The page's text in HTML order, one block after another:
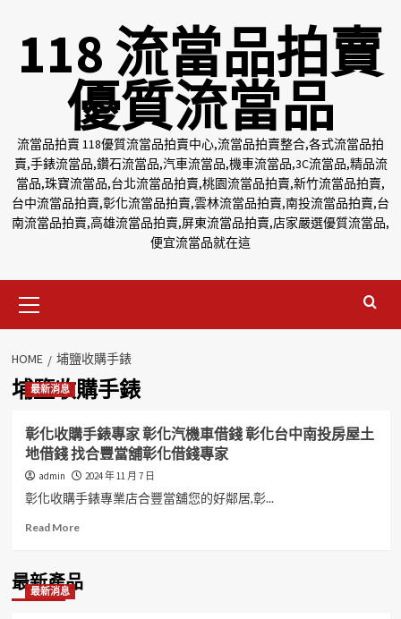
118 流當品拍賣
優質流當品
流當品拍賣 118優質流當品拍賣中心,流當品拍賣整合,各式流當品拍
賣,手錶流當品,鑽石流當品,汽車流當品,機車流當品,3C流當品,精品流
當品,珠寶流當品,台北流當品拍賣,桃園流當品拍賣,新竹流當品拍賣,
台中流當品拍賣,彰化流當品拍賣,雲林流當品拍賣,南投流當品拍賣,台
南流當品拍賣,高雄流當品拍賣,屏東流當品拍賣,店家嚴選優質流當品,
便宜流當品就在這
Menu
HOME 埔鹽收購手錶
埔鹽收購手錶
最新消息
彰化收購手錶專家 彰化汽機車借錢 彰化台中南投房屋土
地借錢 找合豐當舖彰化借錢專家
admin 2024 年 11 月 7 日
彰化收購手錶專業店合豐當舖您的好鄰居,彰...
Read MoreRead
彰
化
最新產品
最新消息